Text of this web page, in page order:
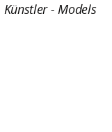
Künstler - Models